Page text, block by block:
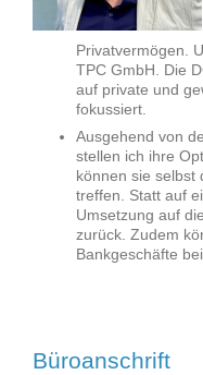
Privatvermögen.
TPC GmbH. Die
auf private und
fokussiert.
Ausgehend von
stellen ich ihre
können sie selbst
treffen. Statt auf
Umsetzung auf
zurück. Zudem
Bankgeschäfte
Büroanschrift